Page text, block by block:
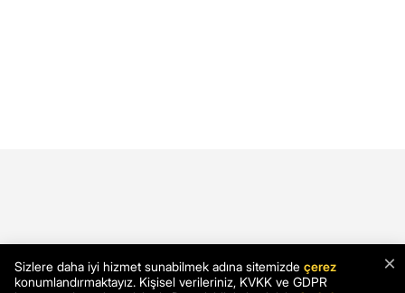
×
Sizlere daha iyi hizmet sunabilmek adına sitemizde çerez
konumlandırmaktayız. Kişisel verileriniz, KVKK ve GDPR